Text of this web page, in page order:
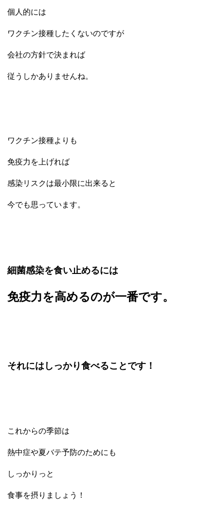
個人的には
ワクチン接種したくないのですが
会社の方針で決まれば
従うしかありませんね。
ワクチン接種よりも
免疫力を上げれば
感染リスクは最小限に出来ると
今でも思っています。
細菌感染を食い止めるには
免疫力を高めるのが一番です。
それにはしっかり食べることです！
これからの季節は
熱中症や夏バテ予防のためにも
しっかりっと
食事を摂りましょう！